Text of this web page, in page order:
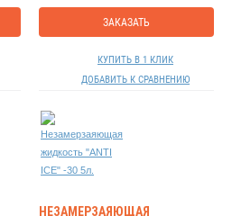
ЗАКАЗАТЬ
КУПИТЬ В 1 КЛИК
ДОБАВИТЬ К СРАВНЕНИЮ
НЕЗАМЕРЗАЯЮЩАЯ